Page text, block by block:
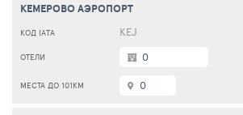
КЕМЕРОВО АЭРОПОРТ
KEJ
0
0